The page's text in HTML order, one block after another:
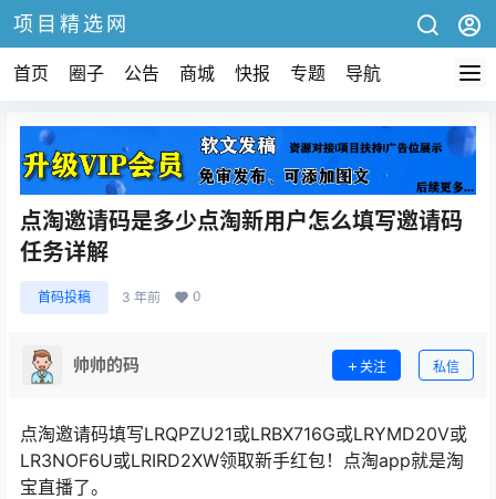
项目精选网
首页 圈子 公告 商城 快报 专题 导航
点淘邀请码是多少点淘新用户怎么填写邀请码
任务详解
首码投稿 3 年前 0
帅帅的码 关注 私信
点淘邀请码填写LRQPZU21或LRBX716G或LRYMD20V或
LR3NOF6U或LRIRD2XW领取新手红包！点淘app就是淘
宝直播了。